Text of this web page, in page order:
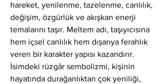
hareket, yenilenme, tazelenme, canlılık,
değişim, özgürlük ve akışkan enerji
temalarını taşır. Meltem adı, taşıyıcısına
hem içsel canlılık hem dışarıya ferahlık
veren bir karakter yapısı kazandırır.
İsimdeki rüzgâr sembolizmi, kişinin
hayatında durağanlıktan çok yeniliği,